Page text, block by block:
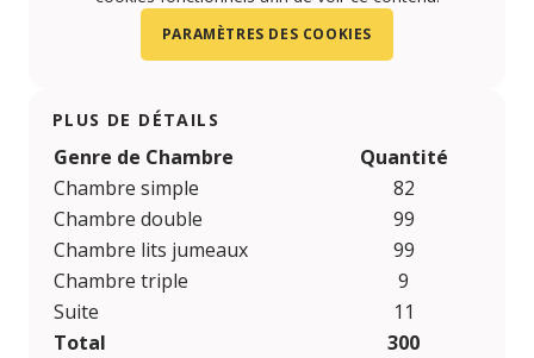
PARAMÈTRES DES COOKIES
PLUS DE DÉTAILS
Genre de Chambre
Quantité
Chambre simple
82
Chambre double
99
Chambre lits jumeaux
99
Chambre triple
9
Suite
11
Total
300